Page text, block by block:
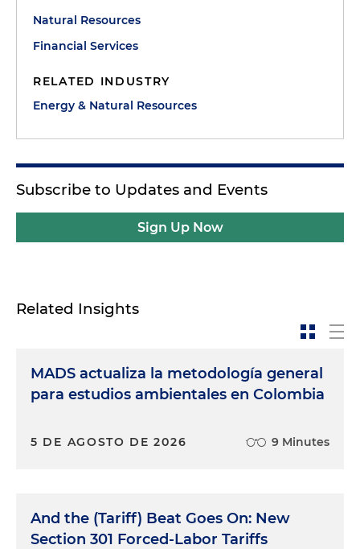
Natural Resources
Financial Services
RELATED INDUSTRY
Energy & Natural Resources
Subscribe to Updates and Events
Sign Up Now
Related Insights
MADS actualiza la metodología general
para estudios ambientales en Colombia
5 DE AGOSTO DE 2026 9 Minutes
And the (Tariff) Beat Goes On: New
Section 301 Forced-Labor Tariffs